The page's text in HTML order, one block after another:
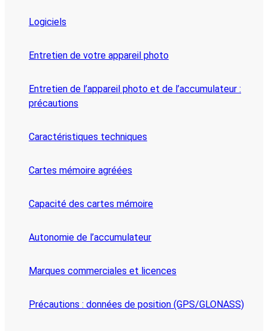
Logiciels
Entretien de votre appareil photo
Entretien de l’appareil photo et de l’accumulateur :
précautions
Caractéristiques techniques
Cartes mémoire agréées
Capacité des cartes mémoire
Autonomie de l’accumulateur
Marques commerciales et licences
Précautions : données de position (GPS/GLONASS)